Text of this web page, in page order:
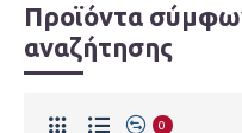
Προϊόντα
αναζήτησης
0